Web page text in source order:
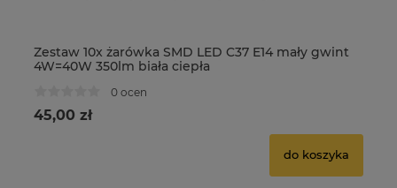
Zestaw 10x żarówka SMD LED C37 E14 mały gwint
4W=40W 350lm biała ciepła
0 ocen
45,00 zł
do koszyka